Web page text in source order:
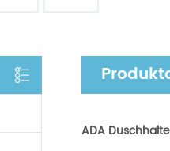
ADA